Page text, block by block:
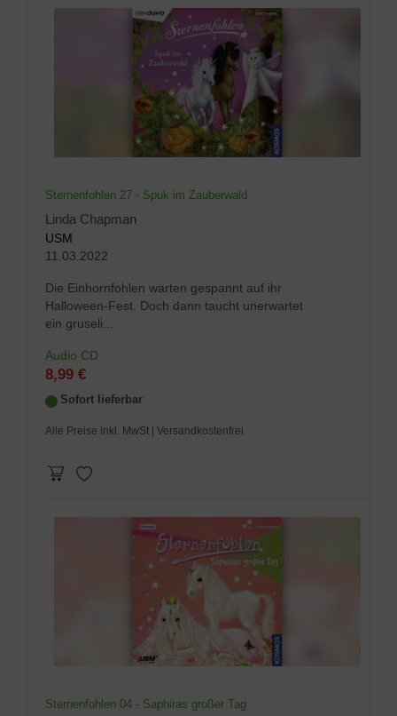
Sternenfohlen 27 - Spuk im Zauberwald
Linda Chapman
USM
11.03.2022
Die Einhornfohlen warten gespannt auf ihr
Halloween-Fest. Doch dann taucht unerwartet
ein gruseli...
Audio CD
8,99 €
Sofort lieferbar
Alle Preise inkl. MwSt | Versandkostenfrei
Sternenfohlen 04 - Saphiras großer Tag